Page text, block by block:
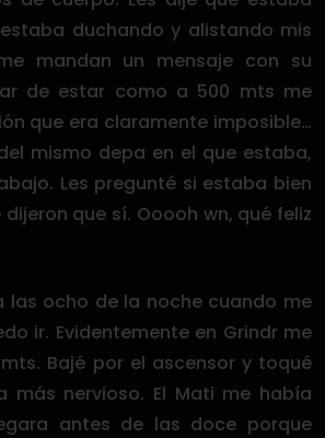
duchando y alistando mis
mandan un mensaje con su
de estar como a 500 mts me
que era claramente imposible…
mismo depa en el que estaba,
Les pregunté si estaba bien
que sí. Ooooh wn, qué feliz
las ocho de la noche cuando me
ir. Evidentemente en Grindr me
Bajé por el ascensor y toqué
más nervioso. El Mati me había
antes de las doce porque